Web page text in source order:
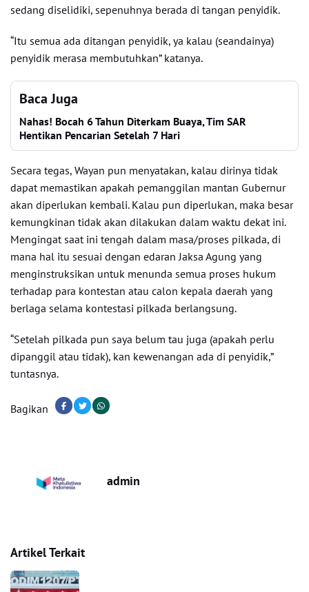
sedang diselidiki, sepenuhnya berada di tangan penyidik.
“Itu semua ada ditangan penyidik, ya kalau (seandainya)
penyidik merasa membutuhkan” katanya.
Baca Juga
Nahas! Bocah 6 Tahun Diterkam Buaya, Tim SAR
Hentikan Pencarian Setelah 7 Hari
Secara tegas, Wayan pun menyatakan, kalau dirinya tidak
dapat memastikan apakah pemanggilan mantan Gubernur
akan diperlukan kembali. Kalau pun diperlukan, maka besar
kemungkinan tidak akan dilakukan dalam waktu dekat ini.
Mengingat saat ini tengah dalam masa/proses pilkada, di
mana hal itu sesuai dengan edaran Jaksa Agung yang
menginstruksikan untuk menunda semua proses hukum
terhadap para kontestan atau calon kepala daerah yang
berlaga selama kontestasi pilkada berlangsung.
“Setelah pilkada pun saya belum tau juga (apakah perlu
dipanggil atau tidak), kan kewenangan ada di penyidik,”
tuntasnya.
Bagikan
admin
Artikel Terkait